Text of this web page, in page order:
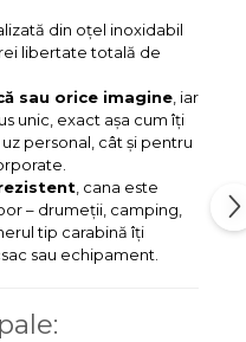
din oțel inoxidabil
libertate totală de
sau orice imagine , iar
unic, exact așa cum îți
personal, cât și pentru
, cana este
– drumeții, camping,
tip carabină îți
sau echipament.